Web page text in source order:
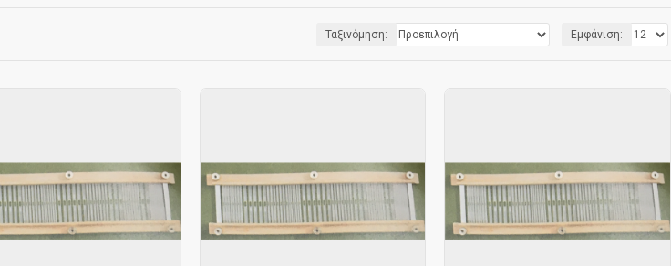
Ταξινόμηση: Εμφάνιση: